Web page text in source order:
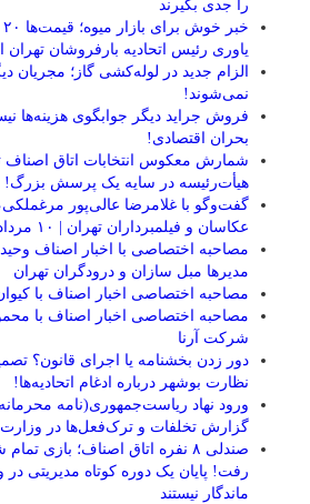
را جدی بگیرند
یاوری رئیس اتحادیه بارفروشان تهران
الزام جدید در لوله‌کشی گاز؛ مجریان
نمی‌شوند!
فروش جراید دیگر جوابگوی هزینه‌ها
بحران اقتصادی!
شمارش معکوس انتخابات اتاق اصناف
هیأت‌رئیسه در سایه یک پرسش بزرگ!
گفت‌وگو با غلامرضا عالی‌پور
عکاسان و فیلمبرداران تهران | ۱۰ مرداد ۱۴۰۵
مصاحبه اختصاصی با اخبار اصناف
مدیرها مبل سازان و درودگران تهران
مصاحبه اختصاصی اخبار اصناف با
مصاحبه اختصاصی اخبار اصناف با
شرکت آرنا
دور زدن بخشنامه یا اجرای قانون؟
نظارت بوشهر درباره ادغام اتحادیه‌ها!
ورود نهاد ریاست‌جمهوری(نامه
گزارش تخلفات و ترک‌فعل‌ها در
صندلی ۸ نفره اتاق اصناف؛ بازی
رفت! پایان یک دوره کوتاه مدیریتی
ماندگار نیستند